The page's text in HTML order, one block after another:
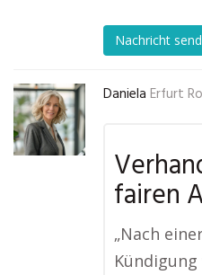
Nachricht
Daniela Erfurt
fairen
„Nach